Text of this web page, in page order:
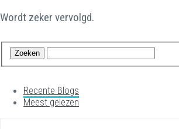
Wordt zeker vervolgd.
Recente Blogs
Meest gelezen